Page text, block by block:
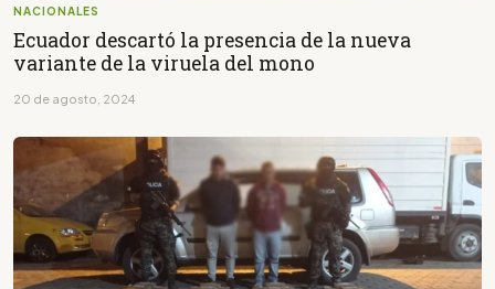
NACIONALES
Ecuador descartó la presencia de la nueva
variante de la viruela del mono
20 de agosto, 2024